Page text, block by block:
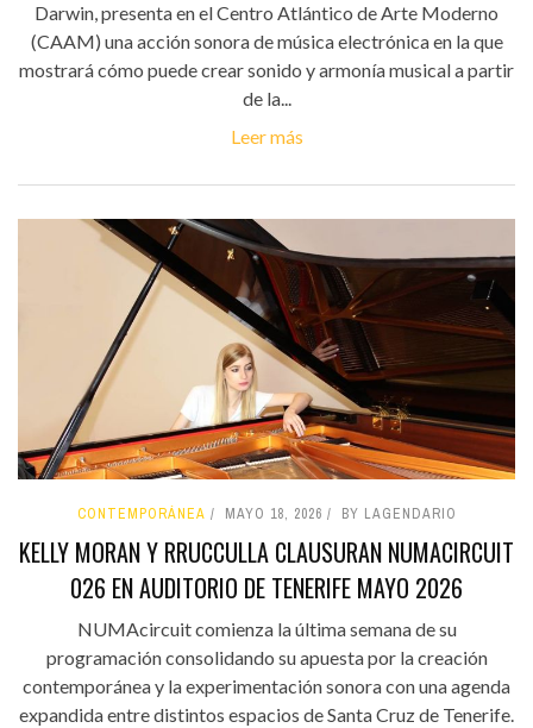
Darwin, presenta en el Centro Atlántico de Arte Moderno
(CAAM) una acción sonora de música electrónica en la que
mostrará cómo puede crear sonido y armonía musical a partir
de la...
Leer más
CONTEMPORÁNEA MAYO 18, 2026 BY LAGENDARIO
KELLY MORAN Y RRUCCULLA CLAUSURAN NUMACIRCUIT
026 EN AUDITORIO DE TENERIFE MAYO 2026
NUMAcircuit comienza la última semana de su
programación consolidando su apuesta por la creación
contemporánea y la experimentación sonora con una agenda
expandida entre distintos espacios de Santa Cruz de Tenerife.